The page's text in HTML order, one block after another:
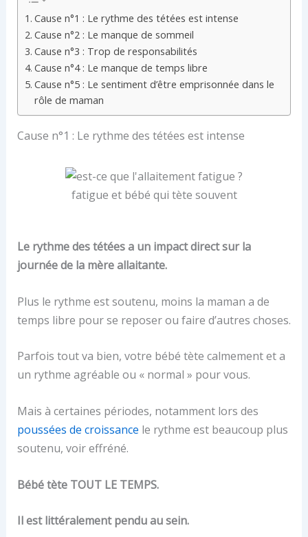
Cause n°1 : Le rythme des tétées est intense
Cause n°2 : Le manque de sommeil
Cause n°3 : Trop de responsabilités
Cause n°4 : Le manque de temps libre
Cause n°5 : Le sentiment d’être emprisonnée dans le
rôle de maman
Cause n°1 : Le rythme des tétées est intense
fatigue et bébé qui tète souvent
Le rythme des tétées a un impact direct sur la
journée de la mère allaitante.
Plus le rythme est soutenu, moins la maman a de
temps libre pour se reposer ou faire d’autres choses.
Parfois tout va bien, votre bébé tète calmement et a
un rythme agréable ou « normal » pour vous.
Mais à certaines périodes, notamment lors des
poussées de croissance le rythme est beaucoup plus
soutenu, voir effréné.
Bébé tète TOUT LE TEMPS.
Il est littéralement pendu au sein.